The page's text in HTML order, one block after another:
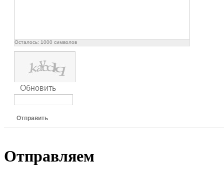
Осталось: 1000 символов
Обновить
Отправить
Отправляем